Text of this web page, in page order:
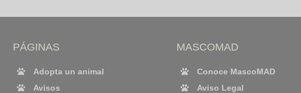
PÁGINAS
Adopta un animal
Avisos
MASCOMAD
Conoce MascoMAD
Aviso Legal